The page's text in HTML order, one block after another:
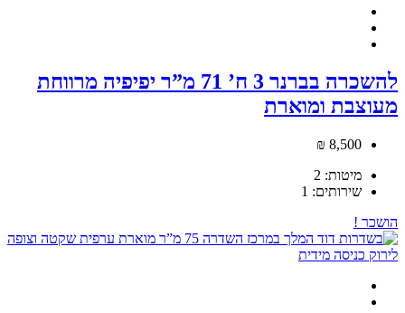
להשכרה בברנר 3 ח’ 71 מ”ר יפיפיה מרווחת
מעוצבת ומוארת
8,500 ₪
מיטות: 2
שירותים: 1
הושכר !